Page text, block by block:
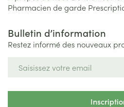
Pharmacien de garde
Bulletin d’information
Restez informé des nouveaux